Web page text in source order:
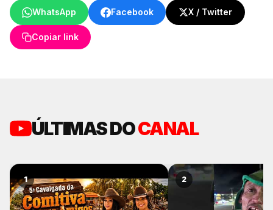
WhatsApp Facebook X / Twitter
Copiar link
ÚLTIMAS DOCANAL
1 2